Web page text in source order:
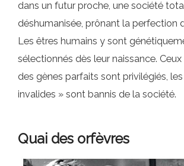
dans un futur proche, une société
déshumanisée, prônant la perfection
Les êtres humains y sont
sélectionnés dès leur naissance.
des gènes parfaits sont privilégiés,
invalides » sont bannis de la société.
Quai des orfèvres